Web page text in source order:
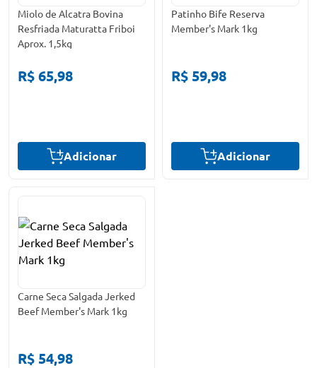
Miolo de Alcatra Bovina
Resfriada Maturatta Friboi
Aprox. 1,5kg
R$ 65,98
Adicionar
Patinho Bife Reserva
Member's Mark 1kg
R$ 59,98
Adicionar
Carne Seca Salgada Jerked
Beef Member's Mark 1kg
R$ 54,98